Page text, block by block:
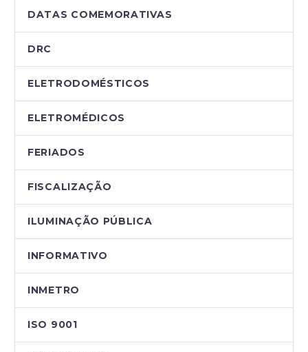
DATAS COMEMORATIVAS
DRC
ELETRODOMÉSTICOS
ELETROMÉDICOS
FERIADOS
FISCALIZAÇÃO
ILUMINAÇÃO PÚBLICA
INFORMATIVO
INMETRO
ISO 9001